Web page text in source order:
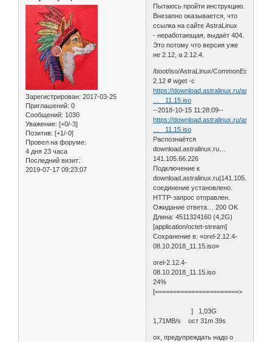
Зарегистрирован: 2017-03-25
Приглашений: 0
Сообщений: 1030
Уважение: [+0/-3]
Позитив: [+1/-0]
Провел на форуме:
4 дня 23 часа
Последний визит:
2019-07-17 09:23:07
Пытаюсь пройти инструкцию.
Внезапно оказывается, что
ссылка на сайте AstraLinux
- неработающая, выдаёт 404.
Это потому что версия уже
не 2.12, а 2.12.4.
/boot/iso/AstraLinux/CommonEdition-
2.12 # wget -c
https://download.astralinux.ru/astra/st
… _11.15.iso
--2018-10-15 11:28:09--
https://download.astralinux.ru/astra/st
… _11.15.iso
Распознаётся
download.astralinux.ru…
141.105.66.226
Подключение к
соединение установлено.
HTTP-запрос отправлен.
Ожидание ответа… 200 OK
Длина: 4511324160 (4,2G)
[application/octet-stream]
Сохранение в: «orel-2.12.4-
08.10.2018_11.15.iso»
orel-2.12.4-
08.10.2018_11.15.iso
24%
[=======================>
] 1,03G
1,71MB/s ост 31m 39s
ох, предупреждать надо о